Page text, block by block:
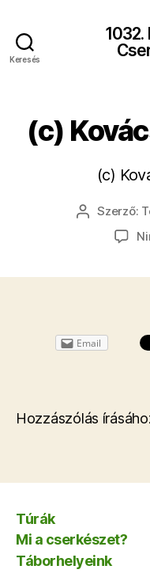
Keresés
1032.
(c)
(c)
Bejegyzés
szerzője
Szerző:
Email
Hozzászólás
Túrák
Mi a cserkészet?
Táborhelyeink